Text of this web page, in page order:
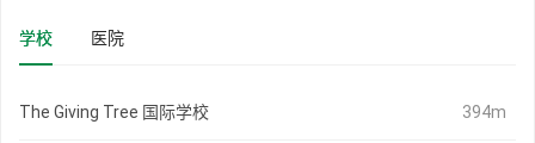
学校 医院
The Giving Tree 国际学校 394m